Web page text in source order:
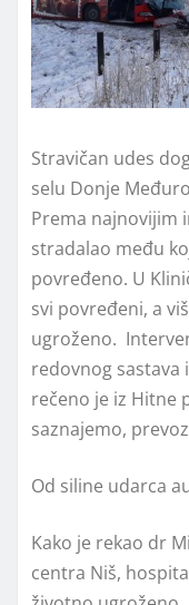
Stravičan udes
selu Donje
Prema najnovijim
stradalao među
povređeno. U
svi povređeni, a
ugroženo.
redovnog sastava
rečeno je iz Hitne
saznajemo,
Od siline udarca
Kako je rekao dr
centra Niš,